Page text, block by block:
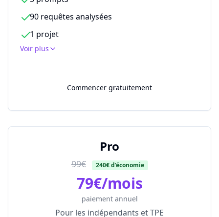
90 requêtes analysées
1 projet
Voir plus
Commencer gratuitement
Pro
99€ 240€ d'économie
79€/mois
paiement annuel
Pour les indépendants et TPE